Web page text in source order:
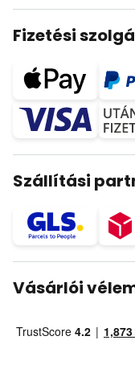
Fizetési
Szállítási
Vásárlói